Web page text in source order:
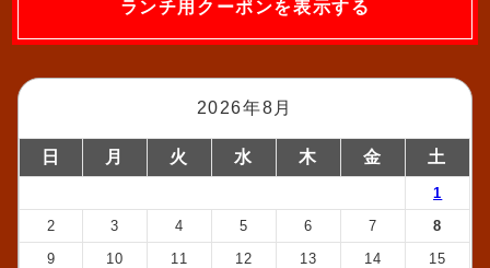
ランチ用クーポンを表示する
2026年8月
日 月 火 水 木 金 土
1
2
3 4 5 6 7
8
9
10 11 12 13 14
15